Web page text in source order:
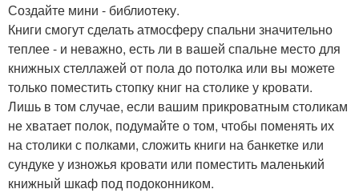
Создайте мини - библиотеку.
Книги смогут сделать атмосферу спальни значительно
теплее - и неважно, есть ли в вашей спальне место для
книжных стеллажей от пола до потолка или вы можете
только поместить стопку книг на столике у кровати.
Лишь в том случае, если вашим прикроватным столикам
не хватает полок, подумайте о том, чтобы поменять их
на столики с полками, сложить книги на банкетке или
сундуке у изножья кровати или поместить маленький
книжный шкаф под подоконником.